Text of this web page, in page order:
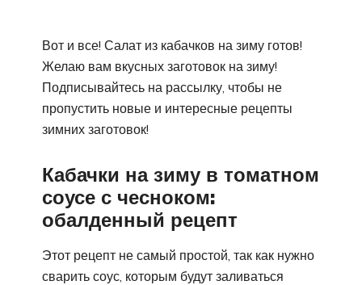
Вот и все! Салат из кабачков на зиму готов!
Желаю вам вкусных заготовок на зиму!
Подписывайтесь на рассылку, чтобы не
пропустить новые и интересные рецепты
зимних заготовок!
Кабачки на зиму в томатном
соусе с чесноком:
обалденный рецепт
Этот рецепт не самый простой, так как нужно
сварить соус, которым будут заливаться